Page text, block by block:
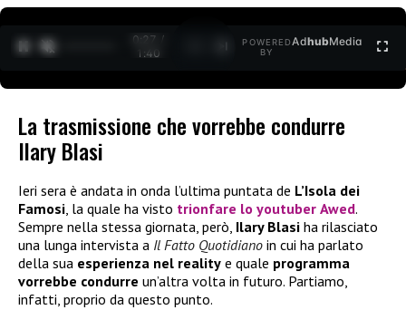
0:27 /
1:40
POWERED
BY
AdhubMedia
La trasmissione che vorrebbe condurre
Ilary Blasi
Ieri sera è andata in onda l’ultima puntata de L’Isola dei
Famosi, la quale ha visto trionfare lo youtuber Awed.
Sempre nella stessa giornata, però, Ilary Blasi ha rilasciato
una lunga intervista a Il Fatto Quotidiano in cui ha parlato
della sua esperienza nel reality e quale programma
vorrebbe condurre un’altra volta in futuro. Partiamo,
infatti, proprio da questo punto.